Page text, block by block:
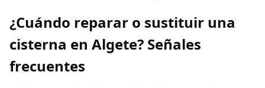
¿Cuándo reparar o sustituir una
cisterna en Algete? Señales
frecuentes